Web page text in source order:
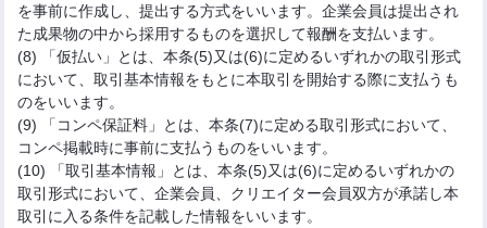
を事前に作成し、提出する方式をいいます。企業会員は提出され
た成果物の中から採用するものを選択して報酬を支払います。
(8) 「仮払い」とは、本条(5)又は(6)に定めるいずれかの取引形式
において、取引基本情報をもとに本取引を開始する際に支払うも
のをいいます。
(9) 「コンペ保証料」とは、本条(7)に定める取引形式において、
コンペ掲載時に事前に支払うものをいいます。
(10) 「取引基本情報」とは、本条(5)又は(6)に定めるいずれかの
取引形式において、企業会員、クリエイター会員双方が承諾し本
取引に入る条件を記載した情報をいいます。